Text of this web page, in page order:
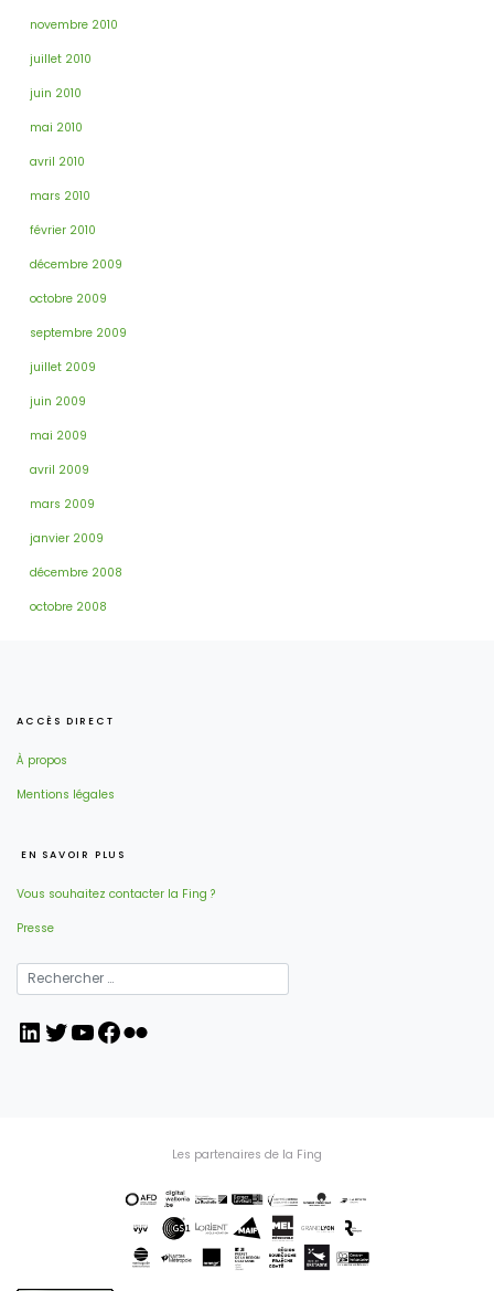
novembre 2010
juillet 2010
juin 2010
mai 2010
avril 2010
mars 2010
février 2010
décembre 2009
octobre 2009
septembre 2009
juillet 2009
juin 2009
mai 2009
avril 2009
mars 2009
janvier 2009
décembre 2008
octobre 2008
ACCÈS DIRECT
À propos
Mentions légales
EN SAVOIR PLUS
Vous souhaitez contacter la Fing ?
Presse
LinkedIn
Twitter
YouTube
Facebook
Flickr
Les partenaires de la Fing